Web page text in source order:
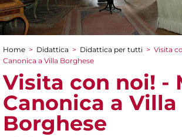
Tu sei qui
Home > Didattica > Didattica per tutti > Visita
Canonica a Villa Borghese
Visita con noi! -
Canonica a Villa
Borghese